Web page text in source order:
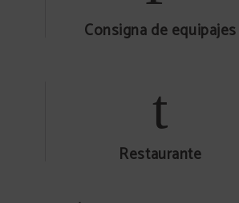
Consigna de equipajes
Restaurante